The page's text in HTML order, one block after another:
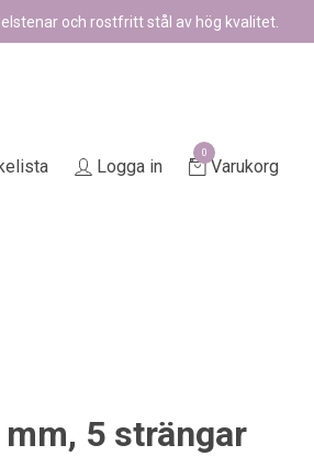
och rostfritt stål av hög kvalitet.
Logga in
0
Varukorg
5 strängar